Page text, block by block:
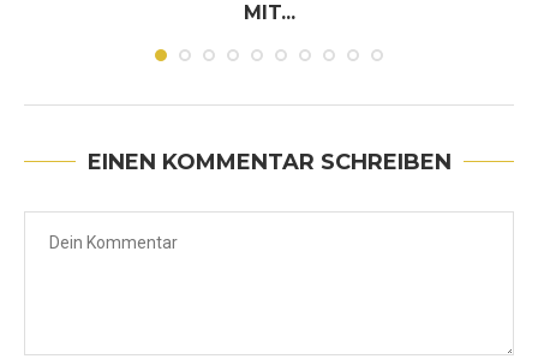
MIT...
Juni 30, 2026
EINEN KOMMENTAR SCHREIBEN